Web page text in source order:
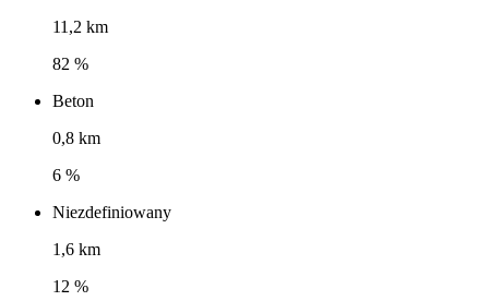
11,2 km
82 %
Beton
0,8 km
6 %
Niezdefiniowany
1,6 km
12 %